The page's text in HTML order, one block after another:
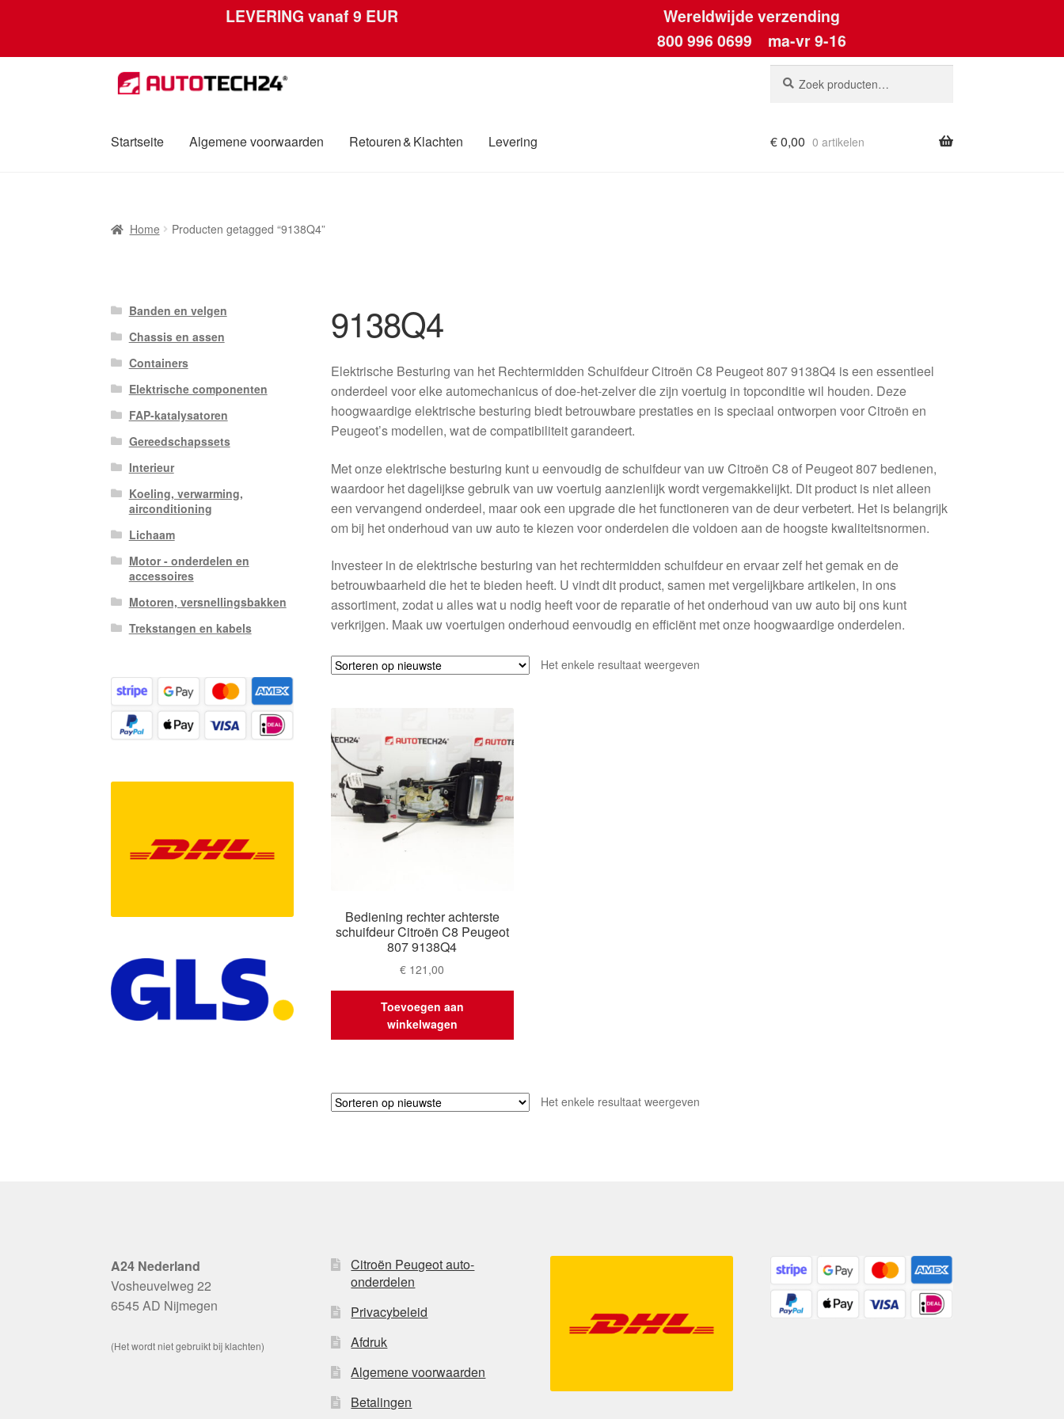
LEVERING vanaf 9 EUR
Wereldwijde verzending
800 996 0699 ma-vr 9-16
Ga
door
navigatie
Ga
naar
inhoud
naar:
Startseite Algemene voorwaarden Retouren & Klachten Levering
Over ons PrivacybeleidWereldwijde verzending
€0,00 0 artikelen
Home Producten getagged “9138Q4”
9138Q4
Elektrische Besturing van het Rechtermidden Schuifdeur Citroën C8 Peugeot 807 9138Q4 is een essentieel
onderdeel voor elke automechanicus of doe-het-zelver die zijn voertuig in topconditie wil houden. Deze
hoogwaardige elektrische besturing biedt betrouwbare prestaties en is speciaal ontworpen voor Citroën en
Peugeot’s modellen, wat de compatibiliteit garandeert.
Met onze elektrische besturing kunt u eenvoudig de schuifdeur van uw Citroën C8 of Peugeot 807 bedienen,
waardoor het dagelijkse gebruik van uw voertuig aanzienlijk wordt vergemakkelijkt. Dit product is niet alleen
een vervangend onderdeel, maar ook een upgrade die het functioneren van de deur verbetert. Het is belangrijk
om bij het onderhoud van uw auto te kiezen voor onderdelen die voldoen aan de hoogste kwaliteitsnormen.
Investeer in de elektrische besturing van het rechtermidden schuifdeur en ervaar zelf het gemak en de
betrouwbaarheid die het te bieden heeft. U vindt dit product, samen met vergelijkbare artikelen, in ons
assortiment, zodat u alles wat u nodig heeft voor de reparatie of het onderhoud van uw auto bij ons kunt
verkrijgen. Maak uw voertuigen onderhoud eenvoudig en efficiënt met onze hoogwaardige onderdelen.
Het enkele resultaat weergeven
Bediening rechter achterste
schuifdeur Citroën C8 Peugeot
807 9138Q4
€ 121,00
Toevoegen aan
winkelwagen
Het enkele resultaat weergeven
Banden en velgen
Chassis en assen
Containers
Elektrische componenten
FAP-katalysatoren
Gereedschapssets
Interieur
Koeling, verwarming,
airconditioning
Lichaam
Motor - onderdelen en
accessoires
Motoren, versnellingsbakken
Trekstangen en kabels
A24 Nederland
Vosheuvelweg 22
6545 AD Nijmegen
(Het wordt niet gebruikt bij klachten)
Citroën Peugeot auto-
onderdelen
Privacybeleid
Afdruk
Algemene voorwaarden
Betalingen